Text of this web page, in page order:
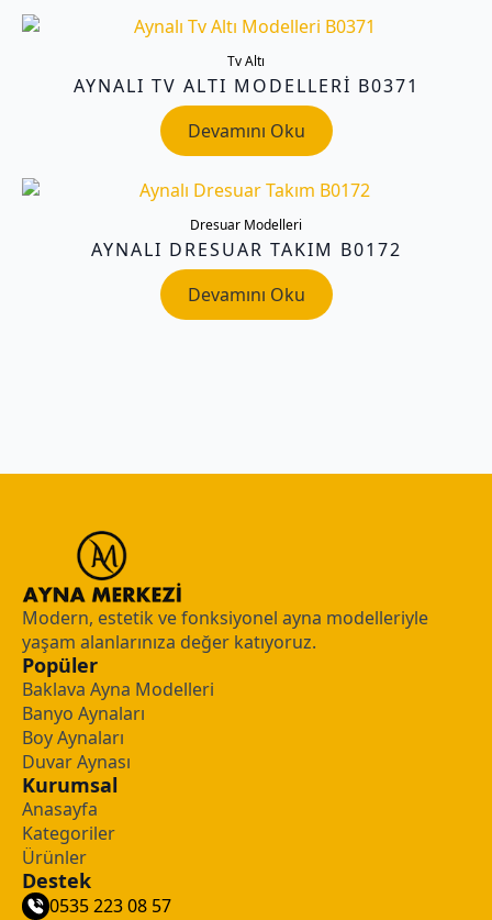
Tv Altı
AYNALI TV ALTI MODELLERI B0371
Devamını Oku
Dresuar Modelleri
AYNALI DRESUAR TAKIM B0172
Devamını Oku
Modern, estetik ve fonksiyonel ayna modelleriyle
yaşam alanlarınıza değer katıyoruz.
Popüler
Baklava Ayna Modelleri
Banyo Aynaları
Boy Aynaları
Duvar Aynası
Kurumsal
Anasayfa
Kategoriler
Ürünler
Destek
0535 223 08 57